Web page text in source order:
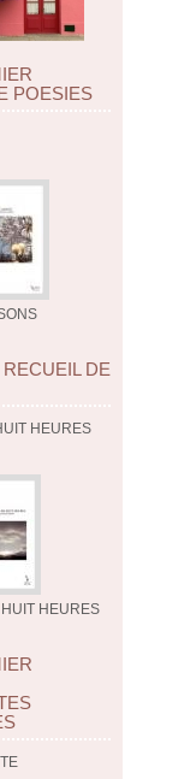
POESIES
DE
HEURES
HEURES